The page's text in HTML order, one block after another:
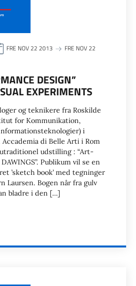
FRE NOV 22 2013
FRE NOV 22
DESIGN”
EXPERIMENTS
og teknikere fra Roskilde
for Kommunikation,
i
Accademia di Belle Arti i Rom
udstilling : “Art-
Publikum vil se en
’sketch book’ med tegninger
Laursen. Bogen når fra gulv
bladre i den […]